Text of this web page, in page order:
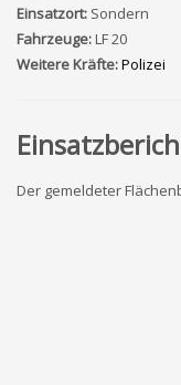
Einsatzort: Sondern
Fahrzeuge:LF 20
Weitere Kräfte:Polizei
Der gemeldeter